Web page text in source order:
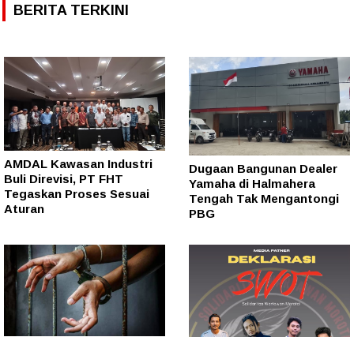
BERITA TERKINI
AMDAL Kawasan Industri
Buli Direvisi, PT FHT
Tegaskan Proses Sesuai
Aturan
Dugaan Bangunan Dealer
Yamaha di Halmahera
Tengah Tak Mengantongi
PBG